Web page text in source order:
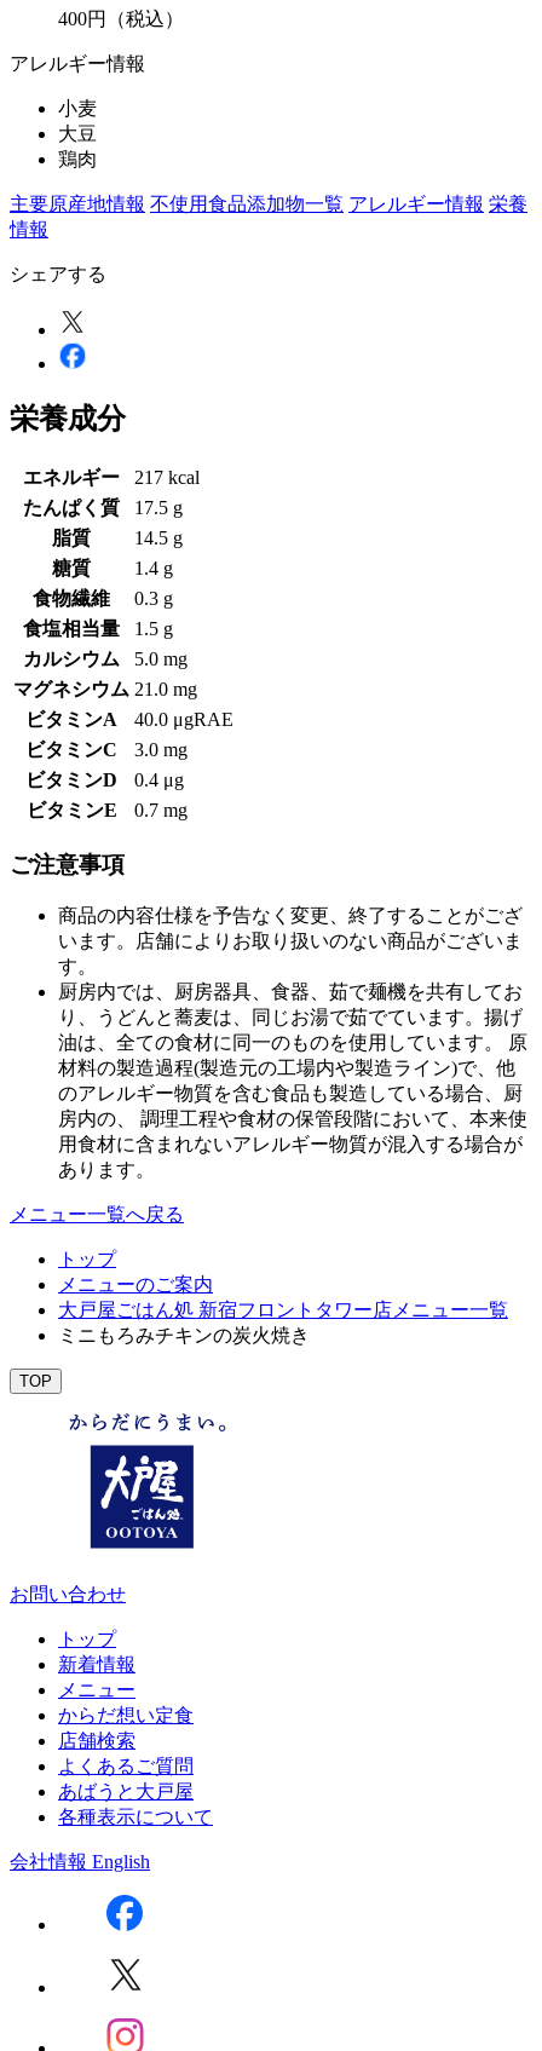
400円 （税込）
アレルギー情報
小麦
大豆
鶏肉
主要原産地情報 不使用食品添加物一覧 アレルギー情報 栄養
情報
シェアする
栄養成分
エネルギー
217 kcal
たんぱく質
17.5 g
脂質
14.5 g
糖質
1.4 g
食物繊維
0.3 g
食塩相当量
1.5 g
カルシウム
5.0 mg
マグネシウム 21.0 mg
ビタミンA
40.0 μgRAE
ビタミンC
3.0 mg
ビタミンD
0.4 μg
ビタミンE
0.7 mg
ご注意事項
商品の内容仕様を予告なく変更、終了することがござ
います。店舗によりお取り扱いのない商品がございま
す。
厨房内では、厨房器具、食器、茹で麺機を共有してお
り、うどんと蕎麦は、同じお湯で茹でています。揚げ
油は、全ての食材に同一のものを使用しています。 原
材料の製造過程(製造元の工場内や製造ライン)で、他
のアレルギー物質を含む食品も製造している場合、厨
房内の、 調理工程や食材の保管段階において、本来使
用食材に含まれないアレルギー物質が混入する場合が
あります。
メニュー一覧へ戻る
トップ
メニューのご案内
大戸屋ごはん処 新宿フロントタワー店メニュー一覧
ミニもろみチキンの炭火焼き
TOP
お問い合わせ
トップ
新着情報
メニュー
からだ想い定食
店舗検索
よくあるご質問
あばうと大戸屋
各種表示について
会社情報 English